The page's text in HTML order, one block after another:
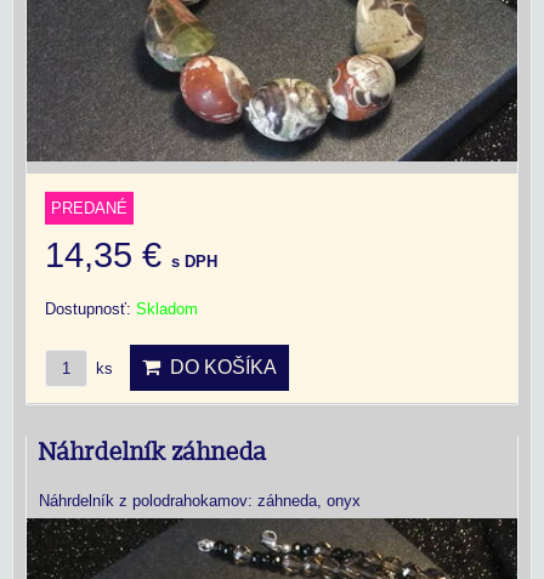
PREDANÉ
14,35 € s DPH
Dostupnosť: Skladom
ks DO KOŠÍKA
Náhrdelník záhneda
Náhrdelník z polodrahokamov: záhneda, onyx